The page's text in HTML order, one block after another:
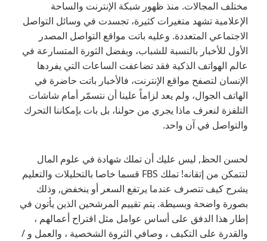
مختلف المجالات. منذ ظهور شبكة الإنترنت والساحة
الإعلامية تشهد متغيرات كثيرة، تجسدت في وسائل التواصل
الاجتماعي المتعددة. وعليه باتت مواقع التواصل المصدر
الأول للأخبار بالنسبة للشباب، وبفضل الثورة المتسارعة في
عالم الهواتف الذكية فقد تضاعفت الساعات التي يفردها
الإنسان لتصفح مواقع الإنترنت، فالأخبار باتت حاضرة في
الهاتف الجوال، ولم يعد لزاماً علينا أن نتسمّر أمام شاشات
التلفزة لنعرف ماذا يجري من حولنا، بل بات بإمكاننا التحرك
والتواصل في آن واحد.
لحسن الحظ, ليس عليك أن تملك شهادة في علوم المال
لتتمكن من إتقانه! تملك FBS قسما خاصا بالتحليلات والتعليم
يشرح كيف تتصرف عندما يرتفع السعر أو ينخفض, وذلك
بصورة واضحة وبسيطة. يتم تقييم المرشحين الذين يأتون في
إطار هذا الدفق على أساس عوامل مثل اقتراح أعمالهم ،
والقدرة على التكيف ، وصافي الثروة الشخصية ، والعمل و /